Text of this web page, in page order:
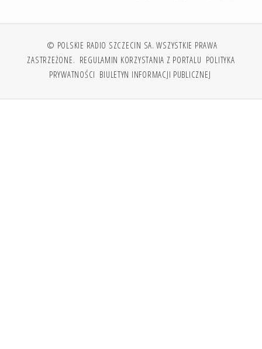
© POLSKIE RADIO SZCZECIN SA. WSZYSTKIE PRAWA
ZASTRZEŻONE. REGULAMIN KORZYSTANIA Z PORTALU POLITYKA
PRYWATNOŚCI BIULETYN INFORMACJI PUBLICZNEJ